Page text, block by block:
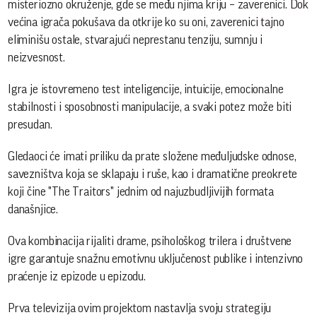
misteriozno okruženje, gde se među njima kriju – zaverenici. Dok
većina igrača pokušava da otkrije ko su oni, zaverenici tajno
eliminišu ostale, stvarajući neprestanu tenziju, sumnju i
neizvesnost.
Igra je istovremeno test inteligencije, intuicije, emocionalne
stabilnosti i sposobnosti manipulacije, a svaki potez može biti
presudan.
Gledaoci će imati priliku da prate složene međuljudske odnose,
savezništva koja se sklapaju i ruše, kao i dramatične preokrete
koji čine "The Traitors" jednim od najuzbudljivijih formata
današnjice.
Ova kombinacija rijaliti drame, psihološkog trilera i društvene
igre garantuje snažnu emotivnu uključenost publike i intenzivno
praćenje iz epizode u epizodu.
Prva televizija ovim projektom nastavlja svoju strategiju